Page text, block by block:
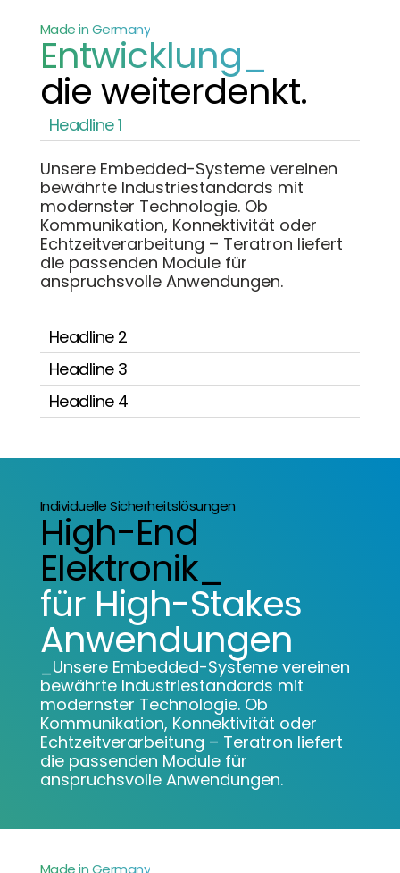
Made in Germany
Entwicklung_
die weiterdenkt.
Headline 1
Unsere Embedded-Systeme vereinen
bewährte Industriestandards mit
modernster Technologie. Ob
Kommunikation, Konnektivität oder
Echtzeitverarbeitung – Teratron liefert
die passenden Module für
anspruchsvolle Anwendungen.
Headline 2
Headline 3
Headline 4
Individuelle Sicherheitslösungen
High-End
Elektronik_
für High-Stakes
Anwendungen
_Unsere Embedded-Systeme vereinen
bewährte Industriestandards mit
modernster Technologie. Ob
Kommunikation, Konnektivität oder
Echtzeitverarbeitung – Teratron liefert
die passenden Module für
anspruchsvolle Anwendungen.
Made in Germany